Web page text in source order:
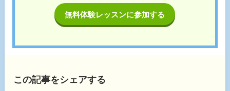
無料体験レッスンに参加する
この記事をシェアする